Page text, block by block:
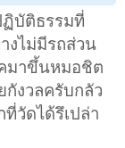
ฏิบัติธรรมที่
งไม่มีรถส่วน
มาขึ้นหมอชิต
กังวลครับกลัว
วัดได้รึเปล่า